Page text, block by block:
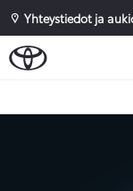
Yhteystiedot ja